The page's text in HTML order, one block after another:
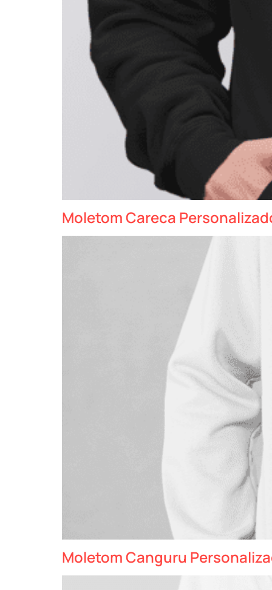
Moletom Careca
Moletom Canguru